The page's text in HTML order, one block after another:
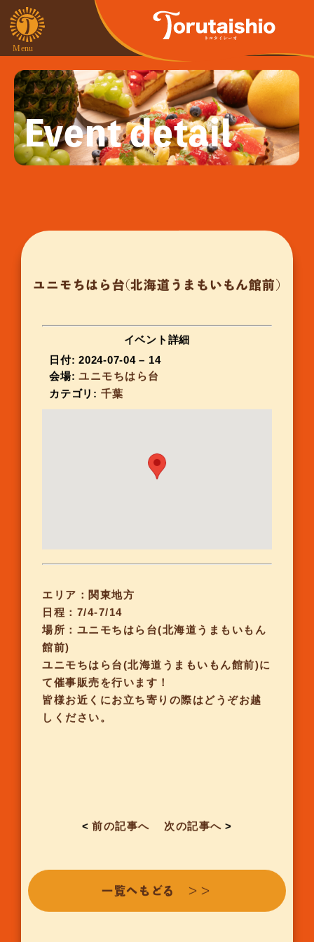
Event detail
ユニモちはら台(北海道うまもいもん館前)
イベント詳細
日付: 2024-07-04– 14
会場: ユニモちはら台
カテゴリ: 千葉
エリア：関東地方
日程：7/4-7/14
場所：ユニモちはら台(北海道うまもいもん
館前)
ユニモちはら台(北海道うまもいもん館前)に
て催事販売を行います！
皆様お近くにお立ち寄りの際はどうぞお越
しください。
<前の記事へ 次の記事へ >
一覧へもどる ＞＞